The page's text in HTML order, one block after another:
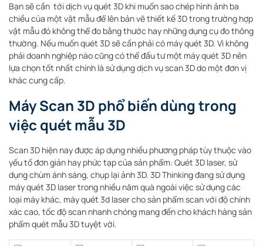
Bạn sẽ cần tới dịch vụ quét 3D khi muốn sao chép hình ảnh ba
chiều của một vật mẫu để lên bản vẽ thiết kế 3D trong trường hợp
vật mẫu đó không thể đo bằng thước hay những dụng cụ đo thông
thường. Nếu muốn quét 3D sẽ cần phải có máy quét 3D. Vì không
phải doanh nghiệp nào cũng có thể đầu tư một máy quét 3D nên
lựa chọn tốt nhất chính là sử dụng dịch vụ scan 3D do một đơn vị
khác cung cấp.
Máy Scan 3D phổ biến dùng trong
việc quét mẫu 3D
Scan 3D hiện nay được áp dụng nhiều phương pháp tùy thuộc vào
yếu tố đơn giản hay phức tạp của sản phẩm: Quét 3D laser, sử
dụng chùm ánh sáng, chụp lại ảnh 3D. 3D Thinking đang sử dụng
máy quét 3D laser trong nhiều năm quà ngoài việc sử dụng các
loại máy khác, máy quét 3d laser cho sản phẩm scan với độ chính
xác cao, tốc độ scan nhanh chóng mang đến cho khách hàng sản
phẩm quét mẫu 3D tuyệt vời.